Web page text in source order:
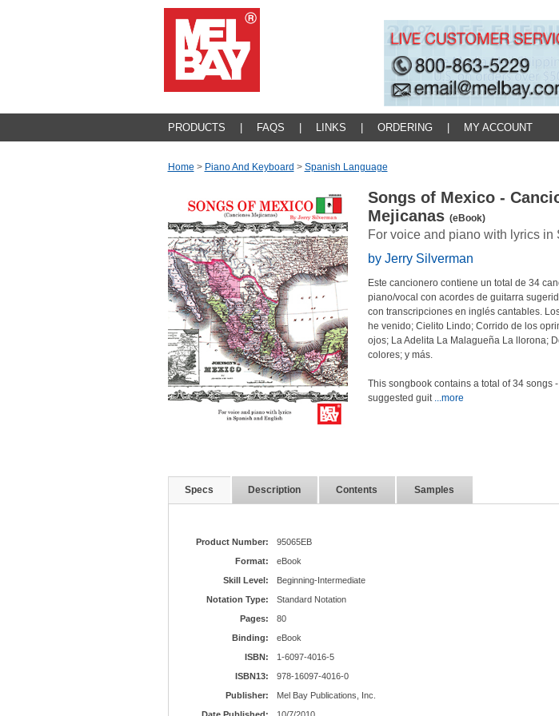
PRODUCTS FAQS LINKS ORDERING MY ACCOUNT
Home > Piano And Keyboard > Spanish Language
Songs of Mexico -
Mejicanas (eBook)
For voice and piano with lyrics
by Jerry Silverman
Este cancionero contiene un total de 34
piano/vocal con acordes de guitarra
con transcripciones en inglés cantables.
he venido; Cielito Lindo; Corrido de los
ojos; La Adelita La Malagueña La llorona;
colores; y más.
This songbook contains a total of 34 songs
suggested guit ...more
Specs Description Contents Samples
Product Number:
95065EB
Format:
eBook
Skill Level:
Beginning-Intermediate
Notation Type:
Standard Notation
Pages:
80
Binding:
eBook
ISBN:
1-6097-4016-5
ISBN13:
978-16097-4016-0
Publisher:
Mel Bay Publications, Inc.